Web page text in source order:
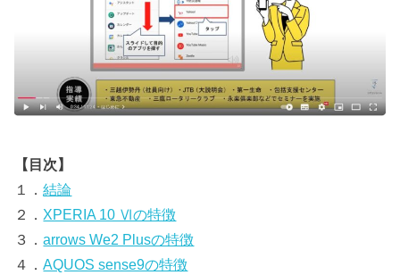
【目次】
１．結論
２． XPERIA 10 Ⅵの特徴
３．arrows We2 Plusの特徴
４．AQUOS sense9の特徴